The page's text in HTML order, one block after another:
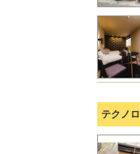
テクノ